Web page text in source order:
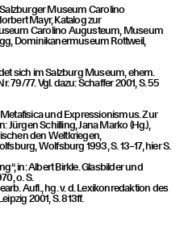
Museum Carolino
Mayr, Katalog zur
Carolino Augusteum, Museum
Dominikanermuseum Rottweil,
sich im Salzburg Museum, ehem.
77. Vgl. dazu: Schaffer 2001, S. 55
und Expressionismus. Zur
Jürgen Schilling, Jana Marko (Hg.),
den Weltkriegen,
Wolfsburg 1993, S. 13–17, hier S.
in: Albert Birkle. Glasbilder und
o. S.
Aufl., hg. v. d. Lexikonredaktion des
2001, S. 813ff.